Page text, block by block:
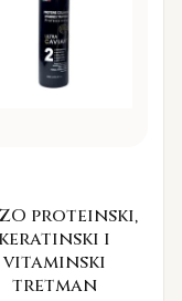
proteinski,
keratinski i
vitaminski
tretman